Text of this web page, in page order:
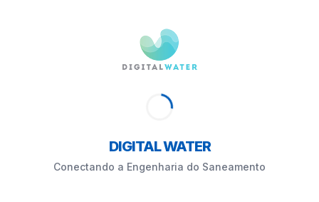
DIGITAL WATER
Conectando a Engenharia do Saneamento